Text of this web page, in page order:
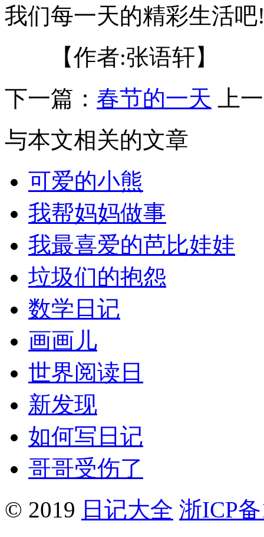
我们每一天的精彩生活吧
【作者:张语轩】
下一篇： 春节的一天
上
与本文相关的文章
可爱的小熊
我帮妈妈做事
我最喜爱的芭比娃娃
垃圾们的抱怨
数学日记
画画儿
世界阅读日
新发现
如何写日记
哥哥受伤了
© 2019 日记大全 浙ICP